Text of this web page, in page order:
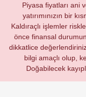
Piyasa fiyatları ani
yatırımınızın bir
Kaldıraçlı işlemler
önce finansal
dikkatlice
bilgi amaçlı olup,
Doğabilecek